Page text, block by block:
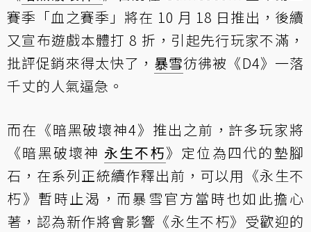
賽季「血之賽季」將在 10 月 18 日推出，後續
又宣布遊戲本體打 8 折，引起先行玩家不滿，
批評促銷來得太快了， 暴雪彷彿被《D4》一落
千丈的人氣逼急。
而在《暗黑破壞神4》推出之前，許多玩家將
《暗黑破壞神 永生不朽》定位為四代的墊腳
石，在系列正統續作釋出前，可以用《永生不
朽》暫時止渴，而暴雪官方當時也如此擔心
著，認為新作將會影響《永生不朽》受歡迎的